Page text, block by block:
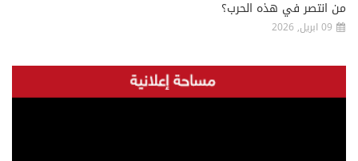
من انتصر في هذه الحرب؟
09 ابريل, 2026